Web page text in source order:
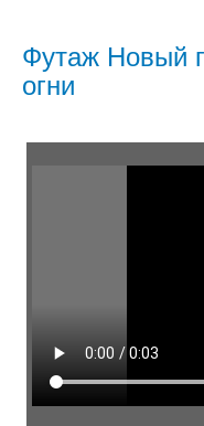
Футаж Новый
огни